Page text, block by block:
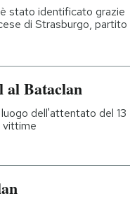
stato identificato grazie
di Strasburgo, partito
al Bataclan
dell'attentato del 13
vittime